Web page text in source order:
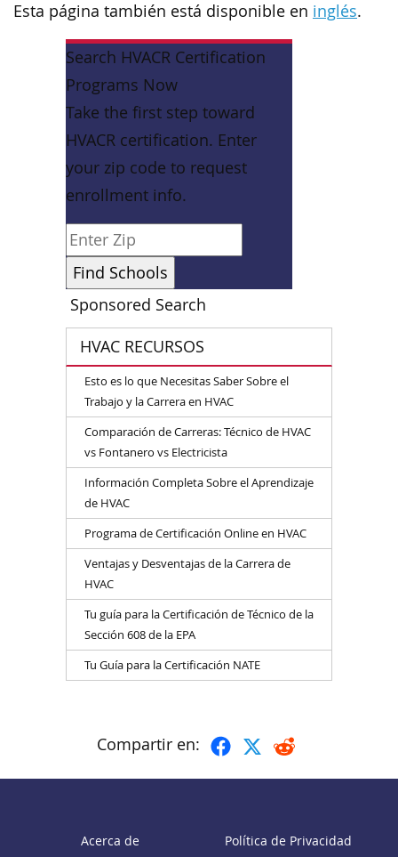
Search HVACR Certification
Programs Now
Take the first step toward
HVACR certification. Enter
your zip code to request
enrollment info.
Sponsored Search
HVAC RECURSOS
Esto es lo que Necesitas Saber Sobre el
Trabajo y la Carrera en HVAC
Comparación de Carreras: Técnico de HVAC
vs Fontanero vs Electricista
Información Completa Sobre el Aprendizaje
de HVAC
Programa de Certificación Online en HVAC
Ventajas y Desventajas de la Carrera de
HVAC
Tu guía para la Certificación de Técnico de la
Sección 608 de la EPA
Tu Guía para la Certificación NATE
Esta página también está disponible en inglés.
Compartir en:
Acerca de Política de Privacidad